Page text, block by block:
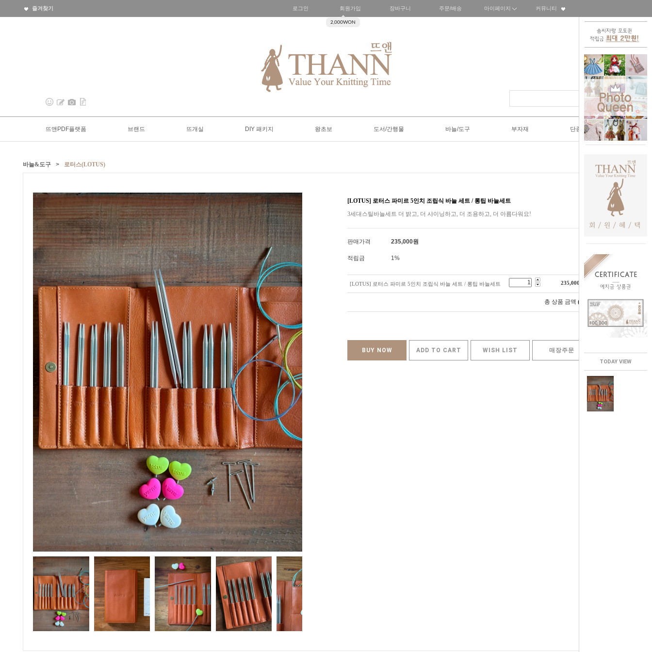
TODAY VIEW
즐겨찾기 로그인 회원가입
2,000WON
장바구니 주문/배송 마이페이지 커뮤니티
뜨앤PDF플랫폼 브랜드 뜨개실 DIY 패키지 왕초보 도서/간행물 바늘/도구 부자재 단종SALE50%
바늘&도구 > 로터스(LOTUS)
[LOTUS] 로터스 파미르 5인치 조립식 바늘 세트 / 롱팁 바늘세트
3세대스틸바늘세트 더 밝고, 더 샤이닝하고, 더 조용하고, 더 아름다워요!
판매가격 235,000원
적립금 1%
[LOTUS] 로터스 파미르 5인치 조립식 바늘 세트 / 롱팁 바늘세트 235,000
총 상품 금액 0 원
BUY NOW ADD TO CART WISH LIST 매장주문